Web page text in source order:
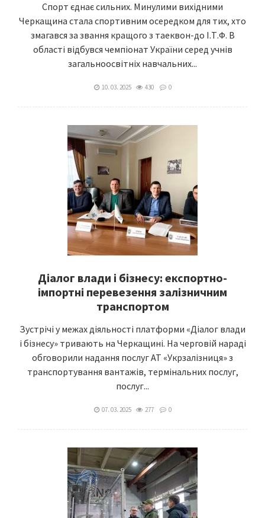
Спорт єднає сильних. Минулими вихідними
Черкащина стала спортивним осередком для тих, хто
змагався за звання кращого з таеквон-до І.Т.Ф. В
області відбувся чемпіонат України серед учнів
загальноосвітніх навчальних...
10. 03. 2025 430 0
Діалог влади і бізнесу: експортно-
імпортні перевезення залізничним
транспортом
Зустрічі у межах діяльності платформи «Діалог влади
і бізнесу» тривають на Черкащині. На черговій нараді
обговорили надання послуг АТ «Укрзалізниця» з
транспортування вантажів, термінальних послуг,
послуг...
07. 03. 2025 277 0